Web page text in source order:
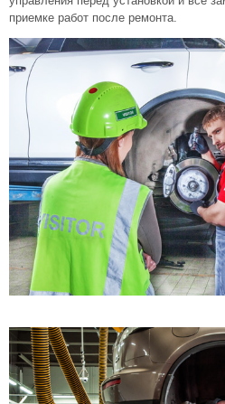
приемке работ после ремонта.